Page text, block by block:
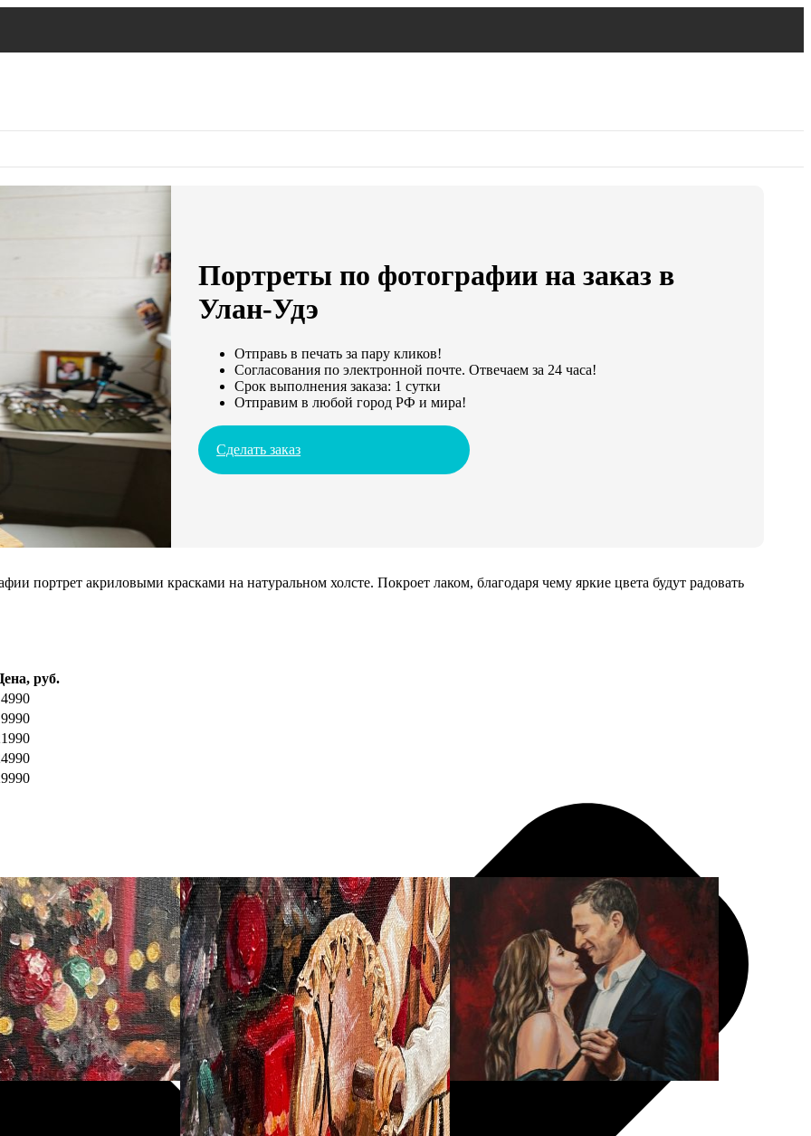
Портреты по фотографии на заказ в
Улан-Удэ
Отправь в печать за пару кликов!
Согласования по электронной почте. Отвечаем за 24 часа!
Срок выполнения заказа: 1 сутки
Отправим в любой город РФ и мира!
Сделать заказ
портрет акриловыми красками на натуральном холсте. Покроет лаком, благодаря чему яркие цвета будут радовать
руб.